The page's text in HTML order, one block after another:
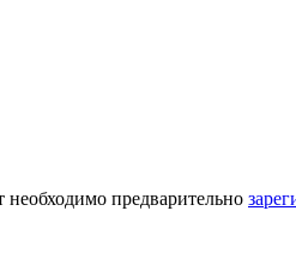
предварительно